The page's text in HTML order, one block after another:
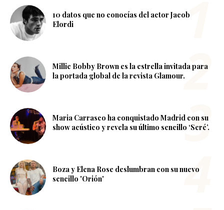
10 datos que no conocías del actor Jacob
Elordi
Millie Bobby Brown es la estrella invitada para
la portada global de la revista Glamour.
Maria Carrasco ha conquistado Madrid con su
show acústico y revela su último sencillo ‘Seré’.
Boza y Elena Rose deslumbran con su nuevo
sencillo 'Orión'